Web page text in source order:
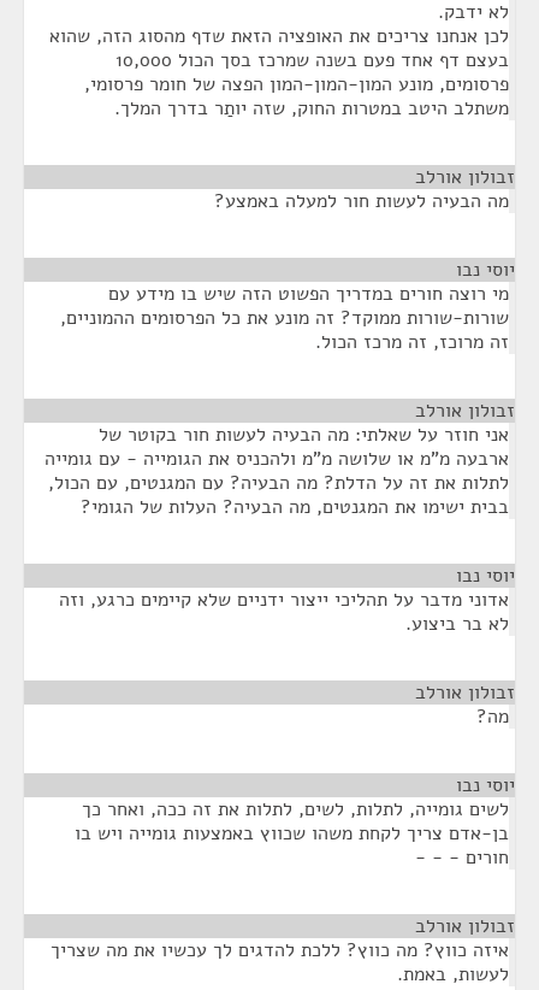
לא ידבק.
לכן אנחנו צריכים את האופציה הזאת שדף מהסוג הזה, שהוא
בעצם דף אחד פעם בשנה שמרכז בסך הכול 10,000
פרסומים, מונע המון-המון-המון הפצה של חומר פרסומי,
משתלב היטב במטרות החוק, שזה יותַר בדרך המלך.
זבולון אורלב
מה הבעיה לעשות חור למעלה באמצע?
יוסי נבו
מי רוצה חורים במדריך הפשוט הזה שיש בו מידע עם
שורות-שורות ממוקד? זה מונע את כל הפרסומים ההמוניים,
זה מרוכז, זה מרכז הכול.
זבולון אורלב
אני חוזר על שאלתי: מה הבעיה לעשות חור בקוטר של
ארבעה מ"מ או שלושה מ"מ ולהכניס את הגומייה - עם גומייה
לתלות את זה על הדלת? מה הבעיה? עם המגנטים, עם הכול,
בבית ישימו את המגנטים, מה הבעיה? העלות של הגומי?
יוסי נבו
אדוני מדבר על תהליכי ייצור ידניים שלא קיימים כרגע, וזה
לא בר ביצוע.
זבולון אורלב
מה?
יוסי נבו
לשים גומייה, לתלות, לשים, לתלות את זה ככה, ואחר כך
בן-אדם צריך לקחת משהו שכווץ באמצעות גומייה ויש בו
חורים - - -
זבולון אורלב
איזה כווץ? מה כווץ? ללכת להדגים לך עכשיו את מה שצריך
לעשות, באמת.